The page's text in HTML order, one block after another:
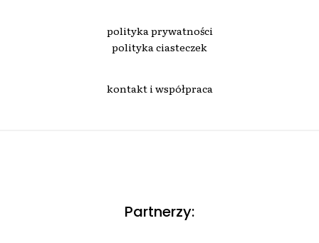
polityka prywatności
polityka ciasteczek
kontakt i współpraca
Partnerzy: